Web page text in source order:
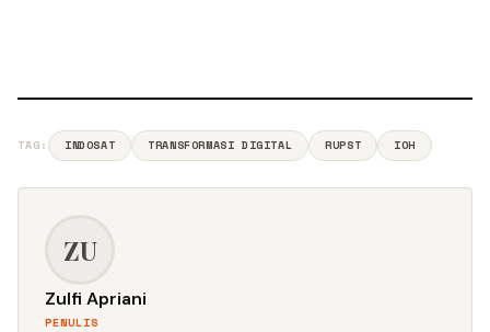
TAG: INDOSAT TRANSFORMASI DIGITAL RUPST IOH
ZU
Zulfi Apriani
PENULIS